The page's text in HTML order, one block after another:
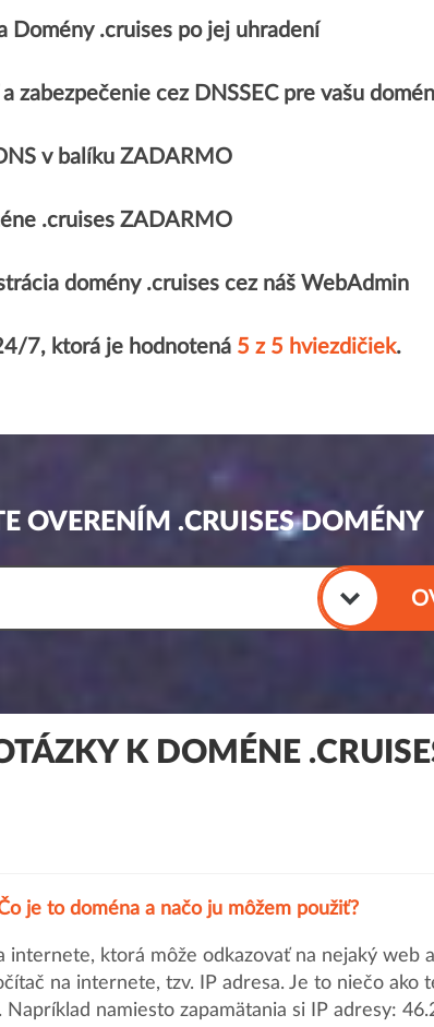
Domény .cruises po jej uhradení
zabezpečenie cez DNSSEC pre vašu
v balíku ZADARMO
.cruises ZADARMO
domény .cruises cez náš WebAdmin
7, ktorá je hodnotená 5 z 5 hviezdičiek.
OVERENÍM .CRUISES DOMÉNY
K DOMÉNE
je to doména a načo ju môžem použiť?
internete, ktorá môže odkazovať na nejaký web
na internete, tzv. IP adresa. Je to niečo ako
namiesto zapamätania si IP adresy: